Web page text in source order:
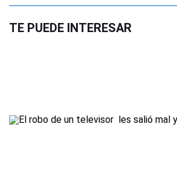
TE PUEDE INTERESAR